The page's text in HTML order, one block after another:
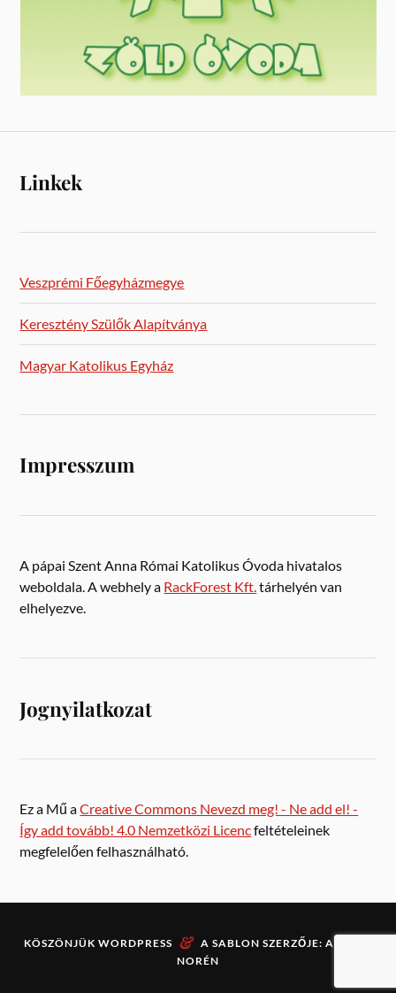
Linkek
Veszprémi Főegyházmegye
Keresztény Szülők Alapítványa
Magyar Katolikus Egyház
Impresszum
A pápai Szent Anna Római Katolikus Óvoda hivatalos
weboldala. A webhely a RackForest Kft.tárhelyén van
elhelyezve.
Jognyilatkozat
Ez a Mű aCreative Commons Nevezd meg! - Ne add el! -
Így add tovább! 4.0 Nemzetközi Licencfeltételeinek
megfelelően felhasználható.
KÖSZÖNJÜK WORDPRESS & A SABLON SZERZŐJE: ANDERS
NORÉN